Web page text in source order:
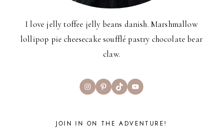
I love jelly toffee jelly beans danish. Marshmallow
lollipop pie cheesecake soufflé pastry chocolate bear
claw.
InstagramPinterest
TikTokYouTube
JOIN IN ON THE ADVENTURE!